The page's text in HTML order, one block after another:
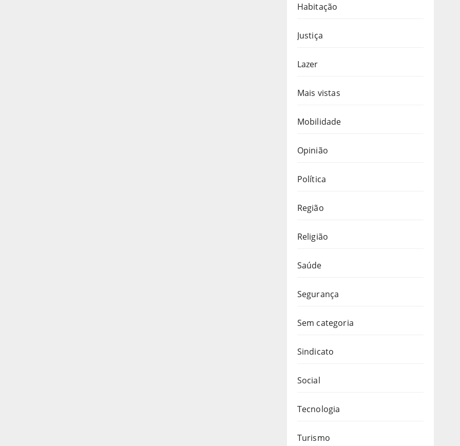
Habitação
Justiça
Lazer
Mais vistas
Mobilidade
Opinião
Política
Região
Religião
Saúde
Segurança
Sem categoria
Sindicato
Social
Tecnologia
Turismo